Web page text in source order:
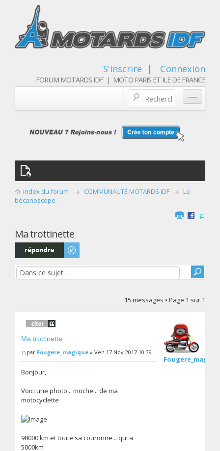
S'inscrire | Connexion
FORUM MOTARDS IDF | MOTO PARIS ET ILE DE FRANCE
Qui sommes nous
Les membres
Index du forum COMMUNAUTÉ MOTARDS IDF
Le
bécanoscope
Ma trottinette
Répondre
15 messages • Page 1 sur 1
Ma trottinette
par Fougere_magique » Ven 17 Nov 2017 10:39
Bonjour,
Voici une photo .. moche .. de ma
motocyclette
98000 km et toute sa couronne .. qui a
5000km